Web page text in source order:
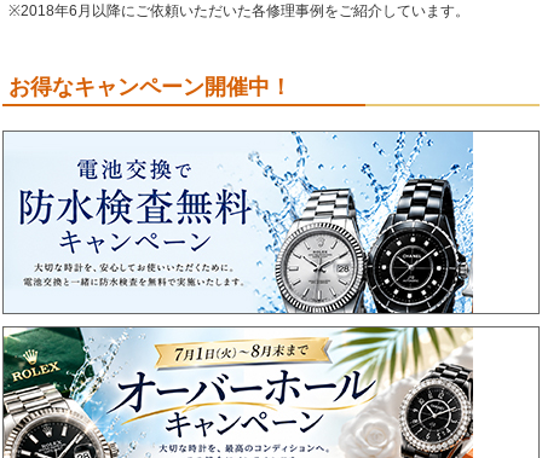
※2018年6月以降にご依頼いただいた各修理事例をご紹介しています。
お得なキャンペーン開催中！